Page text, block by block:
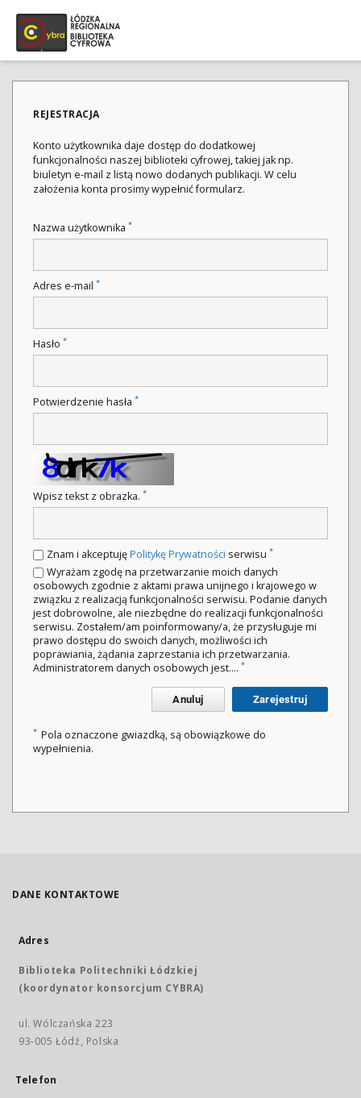
REJESTRACJA
Konto użytkownika daje dostęp do dodatkowej
funkcjonalności naszej biblioteki cyfrowej, takiej jak np.
biuletyn e-mail z listą nowo dodanych publikacji. W celu
założenia konta prosimy wypełnić formularz.
Nazwa użytkownika *
Adres e-mail *
Hasło *
Potwierdzenie hasła *
Wpisz tekst z obrazka. *
Znam i akceptujęPolitykę Prywatności serwisu *
Wyrażam zgodę na przetwarzanie moich danych
osobowych zgodnie z aktami prawa unijnego i krajowego w
związku z realizacją funkcjonalności serwisu. Podanie danych
jest dobrowolne, ale niezbędne do realizacji funkcjonalności
serwisu. Zostałem/am poinformowany/a, że przysługuje mi
prawo dostępu do swoich danych, możliwości ich
poprawiania, żądania zaprzestania ich przetwarzania.
Administratorem danych osobowych jest.... *
Anuluj Zarejestruj
* Pola oznaczone gwiazdką, są obowiązkowe do
wypełnienia.
DANE KONTAKTOWE
Adres
Biblioteka Politechniki Łódzkiej
(koordynator konsorcjum CYBRA)
ul. Wólczańska 223
93-005 Łódź, Polska
Telefon